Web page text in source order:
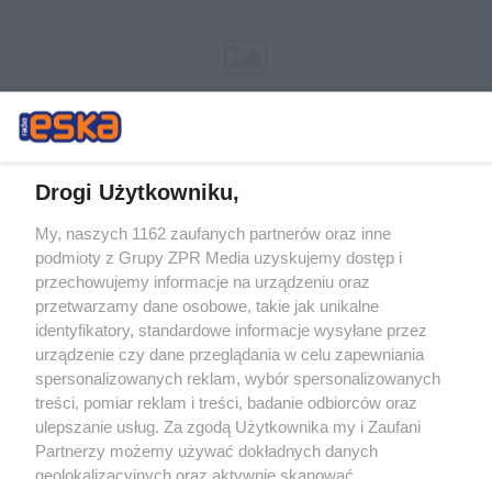
Żaden utwór zamieszczony w serwisie nie może być powielany i
rozpowszechniany lub dalej rozpowszechniany w jakikolwiek sposób (w
tym także elektroniczny lub mechaniczny) na jakimkolwiek polu
eksploatacji w jakiejkolwiek formie, włącznie z umieszczaniem w
Internecie bez pisemnej zgody właściciela praw. Jakiekolwiek użycie lub
wykorzystanie utworów w całości lub w części z naruszeniem prawa,
tzn. bez właściwej zgody, jest zabronione pod groźbą kary i może być
ścigane prawnie.
Drogi Użytkowniku,
My, naszych 1162 zaufanych partnerów oraz inne
podmioty z Grupy ZPR Media uzyskujemy dostęp i
przechowujemy informacje na urządzeniu oraz
przetwarzamy dane osobowe, takie jak unikalne
identyfikatory, standardowe informacje wysyłane przez
urządzenie czy dane przeglądania w celu zapewniania
spersonalizowanych reklam, wybór spersonalizowanych
treści, pomiar reklam i treści, badanie odbiorców oraz
ulepszanie usług. Za zgodą Użytkownika my i Zaufani
Partnerzy możemy używać dokładnych danych
geolokalizacyjnych oraz aktywnie skanować